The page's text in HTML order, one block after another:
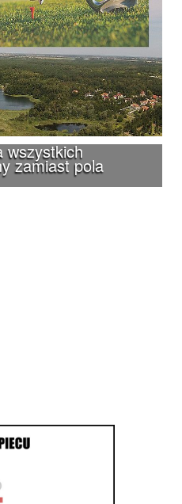
wszystkich
zamiast pola